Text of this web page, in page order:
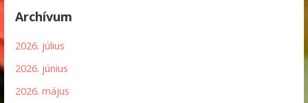
Archívum
2026. július
2026. június
2026. május